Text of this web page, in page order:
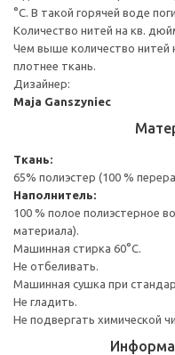
°C. В такой горячей воде
Количество нитей на кв.
Чем выше количество
плотнее ткань.
Дизайнер:
Maja Ganszyniec
Ткань:
65% полиэстер (100 %
Наполнитель:
100 % полое полиэстерное
материала).
Машинная стирка 60°С.
Не отбеливать.
Машинная сушка при
Не гладить.
Не подвергать химической